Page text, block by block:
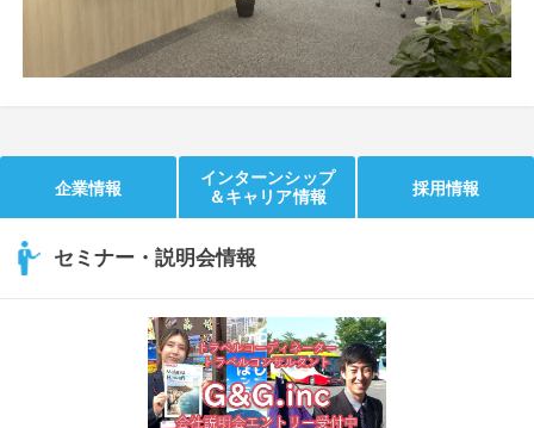
企業情報
インターンシップ
＆キャリア情報
採用情報
セミナー・説明会情報